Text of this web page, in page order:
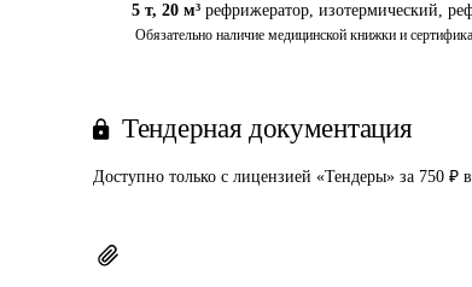
5 т, 20 м³ рефрижератор, изотермический,
Обязательно наличие медицинской книжки и
Тендерная документация
Доступно только с лицензией «Тендеры» за 750 ₽